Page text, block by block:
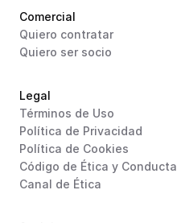
Comercial
Quiero contratar
Quiero ser socio
Legal
Términos de Uso
Política de Privacidad
Política de Cookies
Código de Ética y Conducta
Canal de Ética